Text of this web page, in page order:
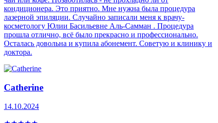
кондиционера. Это приятно. Мне нужна была процедура
лазерной эпиляции. Случайно записали меня к врачу-
косметологу Юлии Басильевне Аль-Самман . Процедура
прошла отлично, всё было прекрасно и профессионально.
Осталась довольна и купила абонемент. Советую и клинику и
доктора.
Catherine
14.10.2024